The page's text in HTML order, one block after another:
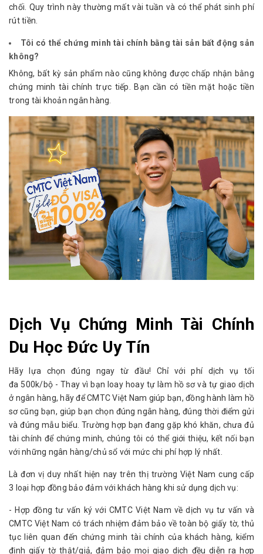
chối. Quy trình này thường mất vài tuần và có thể phát sinh phí
rút tiền.
Tôi có thể chứng minh tài chính bằng tài sản bất động sản
không?
Không, bất kỳ sản phẩm nào cũng không được chấp nhận bằng
chứng minh tài chính trực tiếp. Bạn cần có tiền mặt hoặc tiền
trong tài khoản ngân hàng.
Dịch Vụ Chứng Minh Tài Chính
Du Học Đức Uy Tín
Hãy lựa chọn đúng ngay từ đầu! Chỉ với phí dịch vụ tối
đa 500k/bộ - Thay vì bạn loay hoay tự làm hồ sơ và tự giao dịch
ở ngân hàng, hãy để CMTC Việt Nam giúp bạn, đồng hành làm hồ
sơ cũng bạn, giúp bạn chọn đúng ngân hàng, đúng thời điểm gửi
và đúng mẫu biểu. Trường hợp bạn đang gặp khó khăn, chưa đủ
tài chính để chứng minh, chúng tôi có thể giới thiệu, kết nối bạn
với những ngân hàng/chủ sổ với mức chi phí hợp lý nhất.
Là đơn vị duy nhất hiện nay trên thị trường Việt Nam cung cấp
3 loại hợp đồng bảo đảm với khách hàng khi sử dụng dịch vụ:
- Hợp đồng tư vấn ký với CMTC Việt Nam về dịch vụ tư vấn và
CMTC Việt Nam có trách nhiệm đảm bảo về toàn bộ giấy tờ, thủ
tục liên quan đến chứng minh tài chính của khách hàng, kiểm
định giấy tờ thật/giả, đảm bảo mọi giao dịch đều diễn ra hợp